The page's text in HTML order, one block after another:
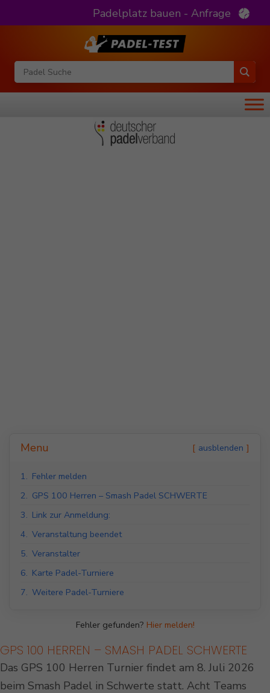
Padelplatz bauen - Anfrage
Menu ausblenden
1. Fehler melden
2. GPS 100 Herren – Smash Padel SCHWERTE
3. Link zur Anmeldung:
4. Veranstaltung beendet
5. Veranstalter
6. Karte Padel-Turniere
7. Weitere Padel-Turniere
Fehler gefunden? Hier melden!
GPS 100 HERREN – SMASH PADEL SCHWERTE
Das GPS 100 Herren Turnier findet am 8. Juli 2026
beim Smash Padel in Schwerte statt. Acht Teams